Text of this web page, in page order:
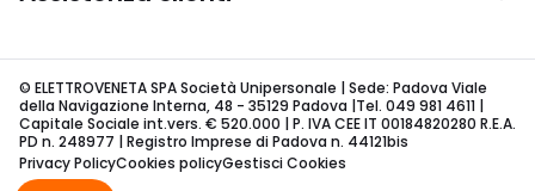
© ELETTROVENETA SPA Società Unipersonale | Sede: Padova Viale
della Navigazione Interna, 48 - 35129 Padova |Tel. 049 981 4611 |
Capitale Sociale int.vers. € 520.000 | P. IVA CEE IT 00184820280 R.E.A.
PD n. 248977 | Registro Imprese di Padova n. 44121bis
Privacy PolicyCookies policyGestisci Cookies